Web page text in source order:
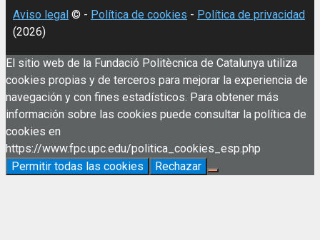
Aviso legal © - Política de cookies - Política de privacidad
(2026)
El sitio web de la Fundació Politècnica de Catalunya utiliza
cookies propias y de terceros para mejorar la experiencia de
navegación y con fines estadísticos. Para obtener más
información sobre las cookies puede consultar la política de
cookies en
https://www.fpc.upc.edu/politica_cookies_esp.php
Permitir todas las cookies
Rechazar